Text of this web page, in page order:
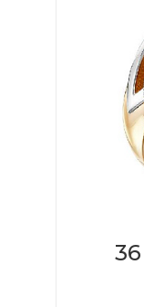
1.4